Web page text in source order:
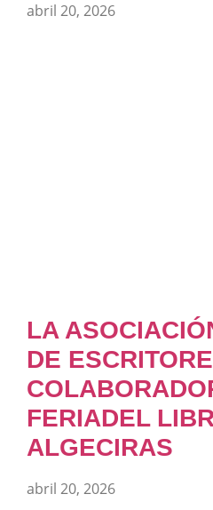
abril 20, 2026
LA
DE
FERIADEL
ALGECIRAS
abril 20, 2026